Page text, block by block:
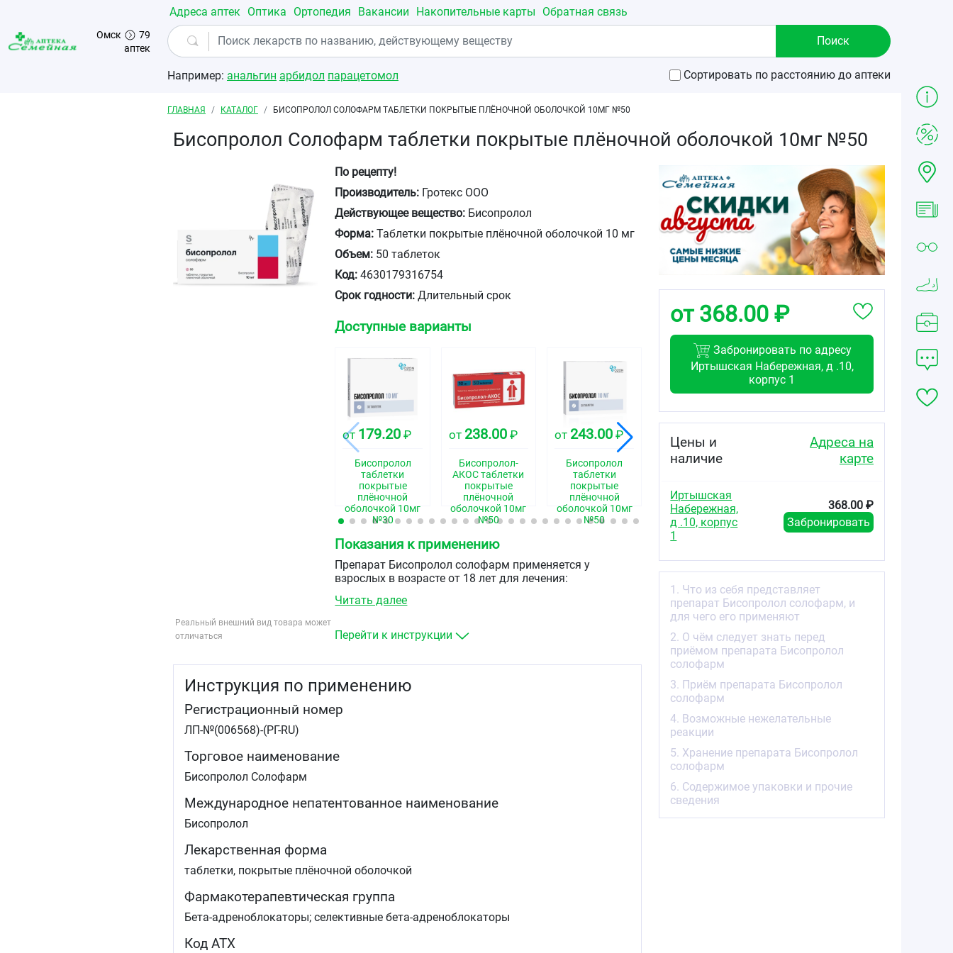
Перейти к основному содержанию
Омск
79
аптек
Адреса аптек Оптика Ортопедия Вакансии Накопительные карты Обратная связь
Например: анальгин арбидол парацетомол Сортировать по расстоянию до аптеки
Строка навигации
ГЛАВНАЯ КАТАЛОГ БИСОПРОЛОЛ СОЛОФАРМ ТАБЛЕТКИ ПОКРЫТЫЕ ПЛЁНОЧНОЙ ОБОЛОЧКОЙ 10МГ №50
Бисопролол Солофарм таблетки покрытые плёночной оболочкой 10мг №50
Реальный внешний вид товара может
отличаться
По рецепту!
Производитель: Гротекс ООО
Действующее вещество: Бисопролол
Форма: Таблетки покрытые плёночной оболочкой 10 мг
Объем: 50 таблеток
Код: 4630179316754
Срок годности: Длительный срок
Доступные варианты
от 179.20 ₽
Бисопролол
таблетки
покрытые
плёночной
оболочкой 10мг
№30
от 238.00₽
Бисопролол-
АКОС таблетки
покрытые
плёночной
оболочкой 10мг
№50
от 243.00 ₽
Бисопролол
таблетки
покрытые
плёночной
оболочкой 10мг
№50
от 143.30
Бисопролол
плёночной
оболочкой 5мг
№50
147.80
плёночной
оболочкой 5мг
№60
Показания к применению
Препарат Бисопролол солофарм применяется у
взрослых в возрасте от 18 лет для лечения:
артериальной гипертензии;
стенокардии;
хронической сердечной недостаточности.
Читать далее
Перейти к инструкции
Инструкция по применению
Регистрационный номер
ЛП-№(006568)-(РГ-RU)
Торговое наименование
Бисопролол Солофарм
Международное непатентованное наименование
Бисопролол
Лекарственная форма
таблетки, покрытые плёночной оболочкой
Фармакотерапевтическая группа
Бета-адреноблокаторы; селективные бета-адреноблокаторы
Код АТХ
от 368.00 ₽
Забронировать по адресу
Иртышская Набережная, д .10,
корпус 1
Цены и
наличие
Адреса на
карте
Иртышская
Набережная,
д .10, корпус
1
368.00 ₽
Забронировать
1. Что из себя представляет
препарат Бисопролол солофарм, и
для чего его применяют
2. О чём следует знать перед
приёмом препарата Бисопролол
солофарм
3. Приём препарата Бисопролол
солофарм
4. Возможные нежелательные
реакции
5. Хранение препарата Бисопролол
солофарм
6. Содержимое упаковки и прочие
сведения